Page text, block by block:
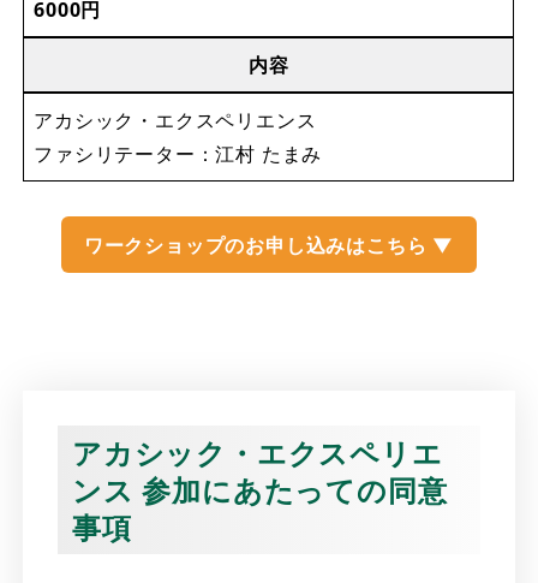
6000円
内容
アカシック・エクスペリエンス
ファシリテーター：江村 たまみ
ワークショップのお申し込みはこちら ▼
アカシック・エクスペリエ
ンス 参加にあたっての同意
事項